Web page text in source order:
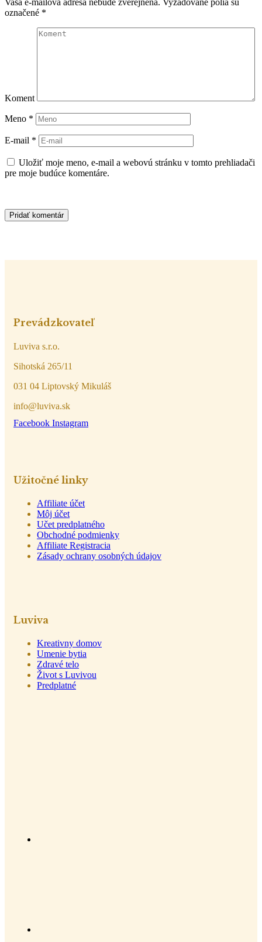
Vaša e-mailová adresa nebude zverejnená. Vyžadované polia sú
označené *
Koment
Meno *
E-mail *
Uložiť moje meno, e-mail a webovú stránku v tomto prehliadači
pre moje budúce komentáre.
Prevádzkovateľ
Luviva s.r.o.
Sihotská 265/11
031 04 Liptovský Mikuláš
info@luviva.sk
Facebook Instagram
Užitočné linky
Affiliate účet
Môj účet
Učet predplatného
Obchodné podmienky
Affiliate Registracia
Zásady ochrany osobných údajov
Luviva
Kreativny domov
Umenie bytia
Zdravé telo
Život s Luvivou
Predplatné